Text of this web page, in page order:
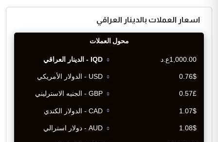
اسعار العملات بالدينار العراقي